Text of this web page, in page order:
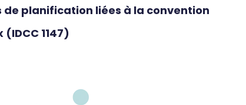
de planification liées à la convention
1147)